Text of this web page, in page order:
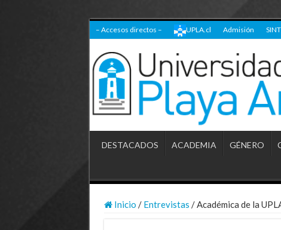
– Accesos directos – UPLA.cl Admisión
DESTACADOS ACADEMIA GÉNERO
Inicio / Entrevistas / Académica de la